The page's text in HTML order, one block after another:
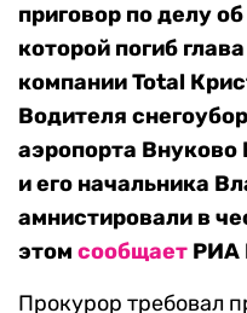
приговор по делу
которой погиб
компании Total
Водителя
аэропорта
и его начальника
амнистировали в
этом сообщает РИА
Прокурор требовал